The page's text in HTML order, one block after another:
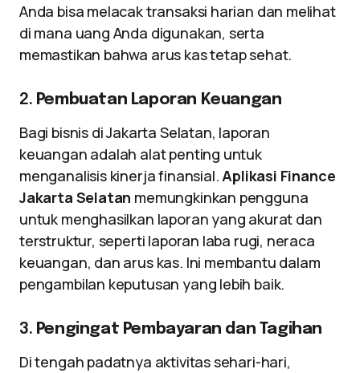
Anda bisa melacak transaksi harian dan melihat
di mana uang Anda digunakan, serta
memastikan bahwa arus kas tetap sehat.
2. Pembuatan Laporan Keuangan
Bagi bisnis di Jakarta Selatan, laporan
keuangan adalah alat penting untuk
menganalisis kinerja finansial.Aplikasi Finance
Jakarta Selatan memungkinkan pengguna
untuk menghasilkan laporan yang akurat dan
terstruktur, seperti laporan laba rugi, neraca
keuangan, dan arus kas. Ini membantu dalam
pengambilan keputusan yang lebih baik.
3. Pengingat Pembayaran dan Tagihan
Di tengah padatnya aktivitas sehari-hari,